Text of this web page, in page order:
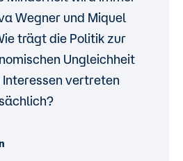
Wegner und Miquel
trägt die Politik zur
Ungleichheit
Interessen vertreten